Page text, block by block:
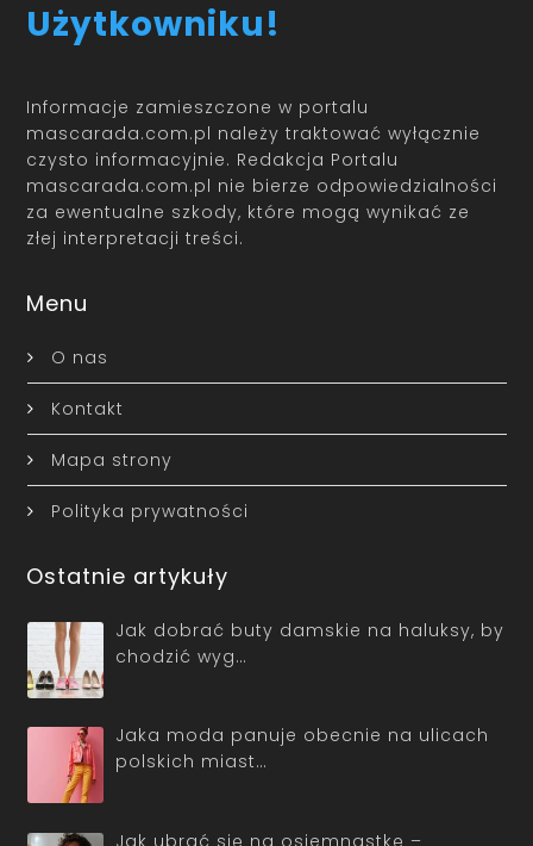
Użytkowniku!
Informacje zamieszczone w portalu
mascarada.com.pl należy traktować wyłącznie
czysto informacyjnie. Redakcja Portalu
mascarada.com.pl nie bierze odpowiedzialności
za ewentualne szkody, które mogą wynikać ze
złej interpretacji treści.
Menu
O nas
Kontakt
Mapa strony
Polityka prywatności
Ostatnie artykuły
Jak dobrać buty damskie na haluksy, by
chodzić wyg…
Jaka moda panuje obecnie na ulicach
polskich miast…
Jak ubrać się na osiemnastkę –